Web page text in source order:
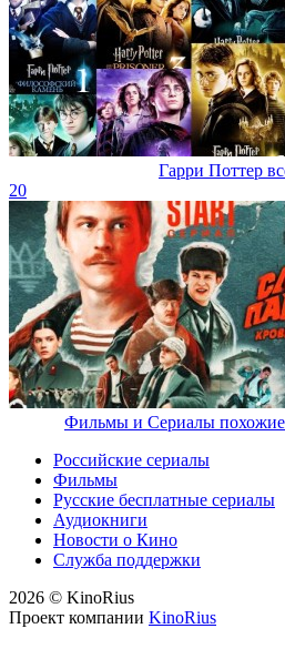
Гарри Поттер
20
Фильмы и Сериалы
Российские сериалы
Фильмы
Русские бесплатные сериалы
Аудиокниги
Новости о Кино
Служба поддержки
2026 © KinoRius
Проект компании KinoRius